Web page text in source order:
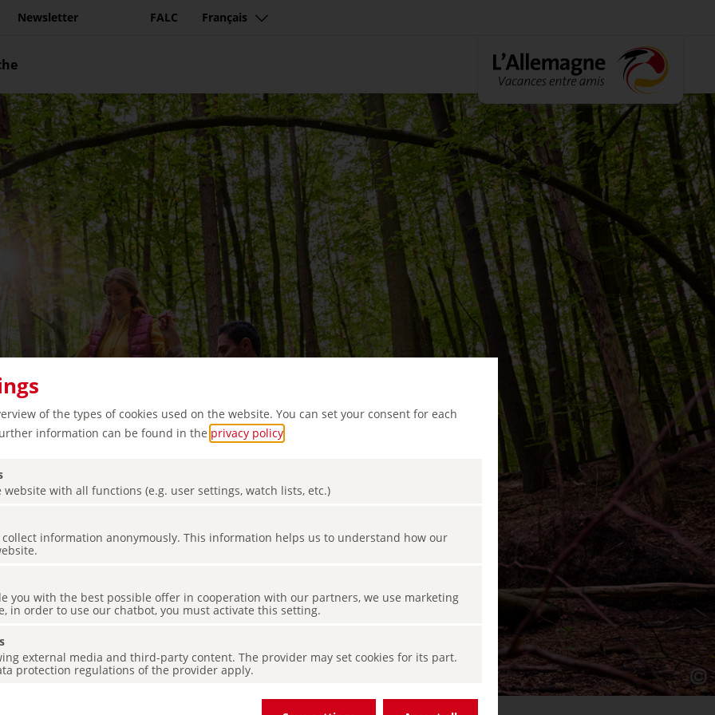
of the types of cookies used on the website. You can set your consent for each
information can be found in the privacy policy
website with all functions (e.g. user settings, watch lists, etc.)
collect information anonymously. This information helps us to understand how our
you with the best possible offer in cooperation with our partners, we use marketing
in order to use our chatbot, you must activate this setting.
external media and third-party content. The provider may set cookies for its part.
protection regulations of the provider apply.
Newsletter FALC Français